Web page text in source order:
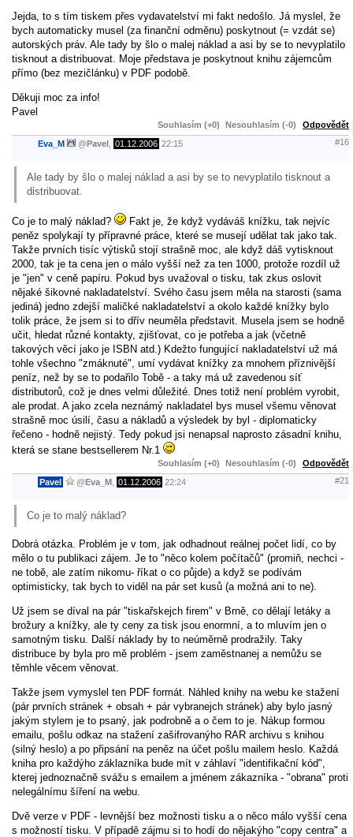
Jejda, to s tím tiskem přes vydavatelství mi fakt nedošlo. Já myslel, že
bych automaticky musel (za finanční odměnu) poskytnout (= vzdát se)
autorských práv. Ale tady by šlo o malej náklad a asi by se to nevyplatilo
tisknout a distribuovat. Moje představa je poskytnout knihu zájemcům
přímo (bez mezičlánku) v PDF podobě.
Děkuji moc za info!
Pavel
Souhlasím (+0) Nesouhlasím (-0) Odpovědět
Eva_M @Pavel 01.12.2006 22:15 #16
Ale tady by šlo o malej náklad a asi by se to nevyplatilo tisknout a
distribuovat.
Co je to malý náklad?
Fakt je, že když vydáváš knížku, tak nejvíc
peněz spolykají ty přípravné práce, které se musejí udělat tak jako tak.
Takže prvních tisíc výtisků stojí strašně moc, ale když dáš vytisknout
2000, tak je ta cena jen o málo vyšší než za ten 1000, protože rozdíl už
je "jen" v ceně papíru. Pokud bys uvažoval o tisku, tak zkus oslovit
nějaké šikovné nakladatelství. Svého času jsem měla na starosti (sama
jediná) jedno zdejší maličké nakladatelství a okolo každé knížky bylo
tolik práce, že jsem si to dřív neuměla představit. Musela jsem se hodně
učit, hledat různé kontakty, zjišťovat, co je potřeba a jak (včetně
takových věcí jako je ISBN atd.) Kdežto fungující nakladatelství už má
tohle všechno "zmáknuté", umí vydávat knížky za mnohem příznivější
peníz, než by se to podařilo Tobě - a taky má už zavedenou síť
distributorů, což je dnes velmi důležité. Dnes totiž není problém vyrobit,
ale prodat. A jako zcela neznámý nakladatel bys musel všemu věnovat
strašně moc úsilí, času a nákladů a výsledek by byl - diplomaticky
řečeno - hodně nejistý. Tedy pokud jsi nenapsal naprosto zásadní knihu,
která se stane bestsellerem Nr.1
Souhlasím (+0) Nesouhlasím (-0) Odpovědět
Pavel @Eva_M 01.12.2006 22:24 #21
Co je to malý náklad?
Dobrá otázka. Problém je v tom, jak odhadnout reálnej počet lidí, co by
mělo o tu publikaci zájem. Je to "něco kolem počítačů" (promiň, nechci -
ne tobě, ale zatím nikomu- říkat o co půjde) a když se podívám
optimisticky, tak bych to viděl na pár set kusů (a možná ani to ne).
Už jsem se díval na pár "tiskařskejch firem" v Brně, co dělají letáky a
brožury a knížky, ale ty ceny za tisk jsou enormní, a to mluvím jen o
samotným tisku. Další náklady by to neúměrně prodražily. Taky
distribuce by byla pro mě problém - jsem zaměstnanej a nemůžu se
těmhle věcem věnovat.
Takže jsem vymyslel ten PDF formát. Náhled knihy na webu ke stažení
(pár prvních stránek + obsah + pár vybranejch stránek) aby bylo jasný
jakým stylem je to psaný, jak podrobně a o čem to je. Nákup formou
emailu, pošlu odkaz na stažení zašifrovanýho RAR archivu s knihou
(silný heslo) a po připsání na peněz na účet pošlu mailem heslo. Každá
kniha pro každýho záklazníka bude mít v záhlaví "identifikační kód",
kterej jednoznačně svážu s emailem a jménem zákazníka - "obrana" proti
nelegálnímu šíření na webu.
Dvě verze v PDF - levnější bez možnosti tisku a o něco málo vyšší cena
s možností tisku. V případě zájmu si to hodí do nějakýho "copy centra" a